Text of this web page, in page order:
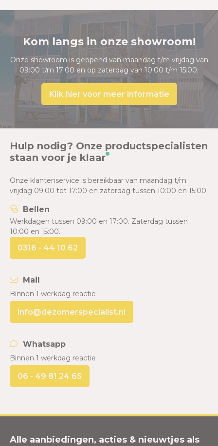
Kom langs in onze showroom!
Onze showroom is geopend van maandag t/m vrijdag van
09:00 t/m 17:00 en op zaterdag van 10:00 t/m 15:00.
Klik hier voor meer informatie
Hulp nodig? Onze productspecialisten
staan voor je klaar
Onze klantenservice is bereikbaar van maandag t/m
vrijdag 09:00 tot 17:00 en zaterdag tussen 10:00 en 15:00.
Bellen
Werkdagen tussen 09:00 en 17:00. Zaterdag tussen
10:00 en 15:00.
0316 - 44 10 62
Mail
Binnen 1 werkdag reactie
info@dezomerspecialist.nl
Whatsapp
Binnen 1 werkdag reactie
06 - 49 81 24 65
Alle aanbiedingen, acties & nieuwtjes als